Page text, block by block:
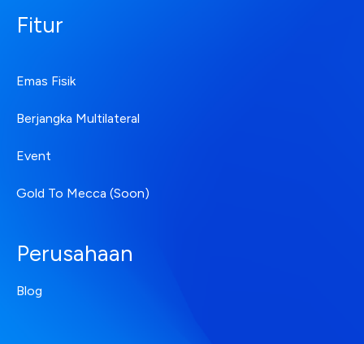
Fitur
Emas Fisik
Berjangka Multilateral
Event
Gold To Mecca (Soon)
Perusahaan
Blog